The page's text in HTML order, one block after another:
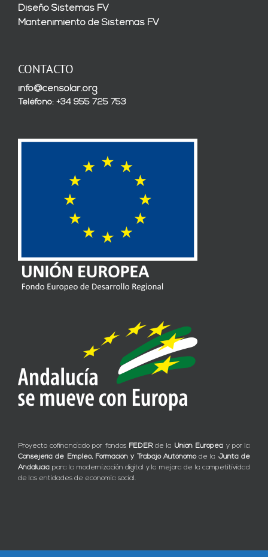
Diseño Sistemas FV
Mantenimiento de Sistemas FV
CONTACTO
info@censolar.org
Teléfono: +34 955 725 753
Proyecto cofinanciado por fondos FEDERde la Unión Europea y por la
Consejería de Empleo, Formación y Trabajo Autónomode la Junta de
Andalucía para la modernización digital y la mejora de la competitividad
de las entidades de economía social.